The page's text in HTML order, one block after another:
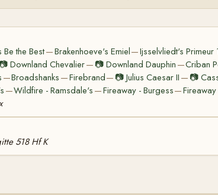
the Best—Brakenhoeve's Emiel—Ijsselvliedt's Primeur
📷Downland Chevalier— 📷Downland Dauphin —Criban
—Broadshanks —Firebrand— 📷 Julius Caesar II — 📷
—Wildfire - Ramsdale's —Fireaway - Burgess—
518 Hf K